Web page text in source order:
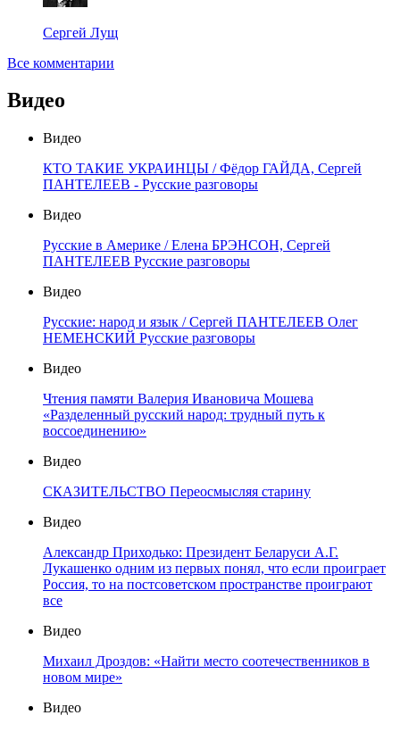
Сергей Лущ
Все комментарии
Видео
Видео
КТО ТАКИЕ УКРАИНЦЫ / Фёдор ГАЙДА, Сергей
ПАНТЕЛЕЕВ - Русские разговоры
Видео
Русские в Америке / Елена БРЭНСОН, Сергей
ПАНТЕЛЕЕВ Русские разговоры
Видео
Русские: народ и язык / Сергей ПАНТЕЛЕЕВ Олег
НЕМЕНСКИЙ Русские разговоры
Видео
Чтения памяти Валерия Ивановича Мошева
«Разделенный русский народ: трудный путь к
воссоединению»
Видео
СКАЗИТЕЛЬСТВО Переосмысляя старину
Видео
Александр Приходько: Президент Беларуси А.Г.
Лукашенко одним из первых понял, что если проиграет
Россия, то на постсоветском пространстве проиграют
все
Видео
Михаил Дроздов: «Найти место соотечественников в
новом мире»
Видео